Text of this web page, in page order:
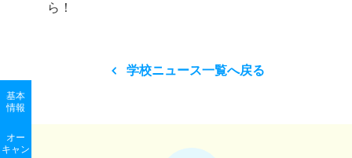
基本
情報
オー
キャン
ら！
学校ニュース一覧へ戻る